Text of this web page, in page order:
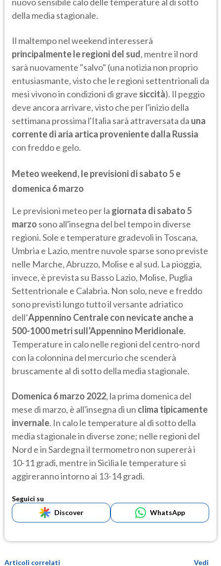
della media stagionale.
Il maltempo nel weekend interesserà
principalmente le regioni del sud, mentre il nord
sarà nuovamente "salvo" (una notizia non proprio
entusiasmante, visto che le regioni settentrionali da
mesi vivono in condizioni di grave siccità). Il peggio
deve ancora arrivare, visto che per l'inizio della
settimana prossima l'Italia sarà attraversata da una
corrente di aria artica proveniente dalla Russia
con freddo e gelo.
Meteo weekend, le previsioni di sabato 5 e
domenica 6 marzo
Le previsioni meteo per la giornata di sabato 5
marzo sono all'insegna del bel tempo in diverse
regioni. Sole e temperature gradevoli in Toscana,
Umbria e Lazio, mentre nuvole sparse sono previste
nelle Marche, Abruzzo, Molise e al sud. La pioggia,
invece, è prevista su Basso Lazio, Molise, Puglia
Settentrionale e Calabria. Non solo, neve e freddo
sono previsti lungo tutto il versante adriatico
dell’Appennino Centrale con nevicate anche a
500-1000 metri sull’Appennino Meridionale.
Temperature in calo nelle regioni del centro-nord
con la colonnina del mercurio che scenderà
bruscamente al di sotto della media stagionale.
Domenica 6 marzo 2022, la prima domenica del
mese di marzo, è all'insegna di un clima tipicamente
invernale. In calo le temperature al di sotto della
media stagionale in diverse zone; nelle regioni del
Nord e in Sardegna il termometro non supererà i
10-11 gradi, mentre in Sicilia le temperature si
aggireranno intorno ai 13-14 gradi.
Seguici su
Discover
WhatsApp
Articoli correlati Vedi